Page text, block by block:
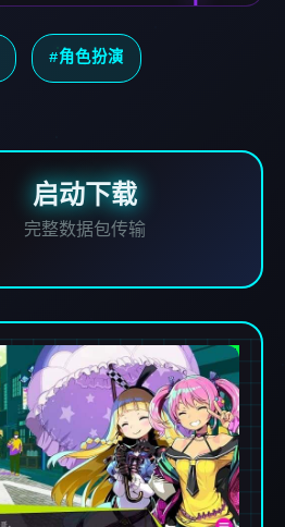
#角色扮演
启动下载
完整数据包传输